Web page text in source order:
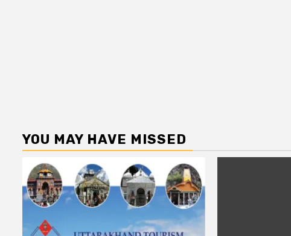
YOU MAY HAVE MISSED